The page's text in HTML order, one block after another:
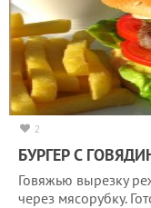
2
БУРГЕР С
Говяжью вырезку
через мясорубку.